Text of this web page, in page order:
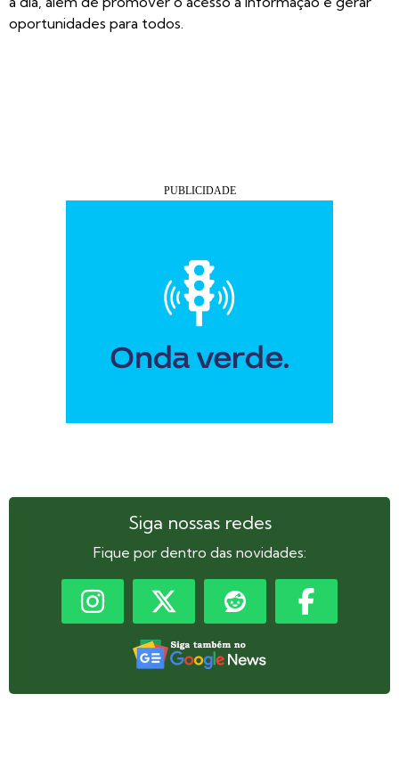
oportunidades para todos.
Siga nossas redes
Fique por dentro das novidades: